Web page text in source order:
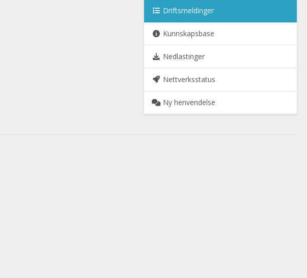
Driftsmeldinger
Kunnskapsbase
Nedlastinger
Nettverksstatus
Ny henvendelse